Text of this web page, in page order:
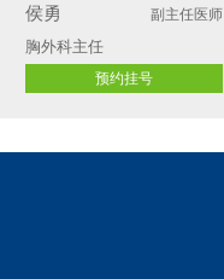
侯勇 副主任医师
胸外科主任
预约挂号